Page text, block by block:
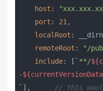
host :
port : 21 ,
localRoot :
remoteRoot : "/
include: [ `**/
-
` ],
// this